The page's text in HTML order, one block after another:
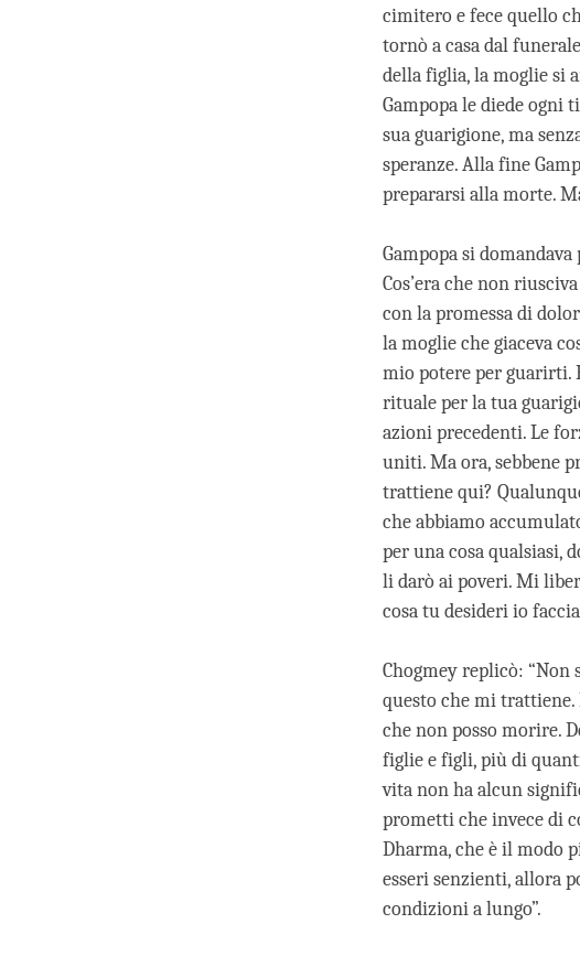
cimitero e fece quello
tornò a casa dal
della figlia, la moglie si
Gampopa le diede ogni
sua guarigione, ma
speranze. Alla fine
prepararsi alla morte.
Gampopa si
Cos’era che non
con la promessa di
la moglie che giaceva
mio potere per guarirti.
rituale per la tua
azioni precedenti. Le
uniti. Ma ora, sebbene
trattiene qui?
che abbiamo
per una cosa qualsiasi,
li darò ai poveri. Mi
cosa tu desideri io
Chogmey replicò: “Non
questo che mi trattiene.
che non posso morire.
figlie e figli, più di
vita non ha alcun
prometti che invece di
Dharma, che è il modo
esseri senzienti, allora
condizioni a lungo”.